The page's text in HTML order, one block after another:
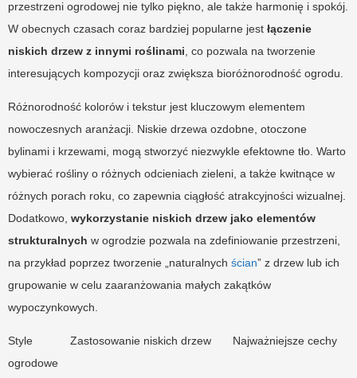
przestrzeni ogrodowej nie tylko piękno, ale także harmonię i spokój.
W obecnych czasach coraz bardziej popularne jest łączenie
niskich drzew z innymi roślinami , co pozwala na tworzenie
interesujących kompozycji oraz zwiększa bioróżnorodność ogrodu.
Różnorodność kolorów i tekstur jest kluczowym elementem
nowoczesnych aranżacji. Niskie drzewa ozdobne, otoczone
bylinami i krzewami, mogą stworzyć niezwykle efektowne tło. Warto
wybierać rośliny o różnych odcieniach zieleni, a także kwitnące w
różnych porach roku, co zapewnia ciągłość atrakcyjności wizualnej.
Dodatkowo, wykorzystanie niskich drzew jako elementów
strukturalnych w ogrodzie pozwala na zdefiniowanie przestrzeni,
na przykład poprzez tworzenie „naturalnych ścian” z drzew lub ich
grupowanie w celu zaaranżowania małych zakątków
wypoczynkowych.
Style
ogrodowe
Zastosowanie niskich drzew Najważniejsze cechy